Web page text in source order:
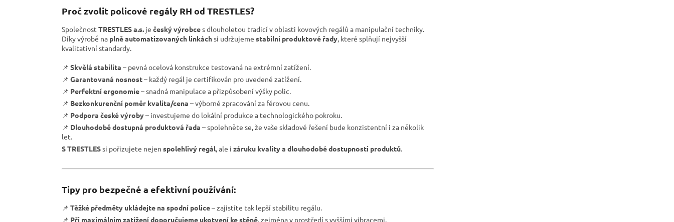
Proč zvolit policové regály RH od TRESTLES?
Společnost TRESTLES a.s. je český výrobces dlouholetou tradicí v oblasti kovových regálů a manipulační techniky.
Díky výrobě na plně automatizovaných linkáchsi udržujeme stabilní produktové řady, které splňují nejvyšší
kvalitativní standardy.
📌 Skvělá stabilita – pevná ocelová konstrukce testovaná na extrémní zatížení.
📌 Garantovaná nosnost– každý regál je certifikován pro uvedené zatížení.
📌 Perfektní ergonomie– snadná manipulace a přizpůsobení výšky polic.
📌 Bezkonkurenční poměr kvalita/cena – výborné zpracování za férovou cenu.
📌 Podpora české výroby– investujeme do lokální produkce a technologického pokroku.
📌 Dlouhodobě dostupná produktová řada – spolehněte se, že vaše skladové řešení bude konzistentní i za několik
let.
S TRESTLESsi pořizujete nejen spolehlivý regál, ale i záruku kvality a dlouhodobé dostupnosti produktů.
Tipy pro bezpečné a efektivní používání:
📌 Těžké předměty ukládejte na spodní police– zajistíte tak lepší stabilitu regálu.
📌 Při maximálním zatížení doporučujeme ukotvení ke stěně, zejména v prostředí s vyššími vibracemi.